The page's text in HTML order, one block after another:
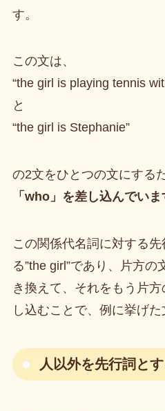
す。
この文は、
“the girl is playing tennis
と
“the girl is Stephanie”
の2文をひとつの文にする
「who」を差し込んでいま
この関係代名詞に対する先
る”the girl”であり、片方の
き換えて、それをもう片
し込むことで、例に挙げた
人以外を先行詞と